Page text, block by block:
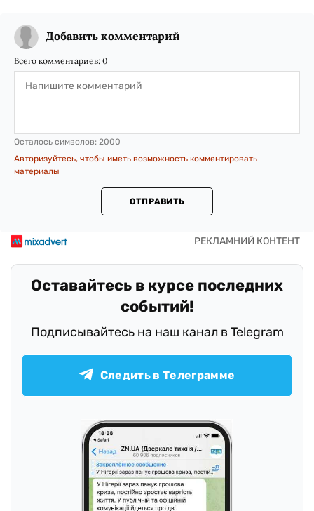
Добавить комментарий
Всего комментариев: 0
Осталось символов: 2000
Авторизуйтесь, чтобы иметь возможность комментировать
материалы
ОТПРАВИТЬ
Оставайтесь в курсе последних
событий!
Подписывайтесь на наш канал в Telegram
Следить в Телеграмме